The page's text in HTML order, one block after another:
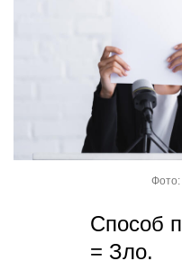
Фото:
Способ
= Зло.